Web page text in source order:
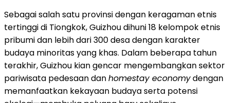
Sebagai salah satu provinsi dengan keragaman etnis
tertinggi di Tiongkok, Guizhou dihuni 18 kelompok etnis
pribumi dan lebih dari 300 desa dengan karakter
budaya minoritas yang khas. Dalam beberapa tahun
terakhir, Guizhou kian gencar mengembangkan sektor
pariwisata pedesaan danhomestay economydengan
memanfaatkan kekayaan budaya serta potensi